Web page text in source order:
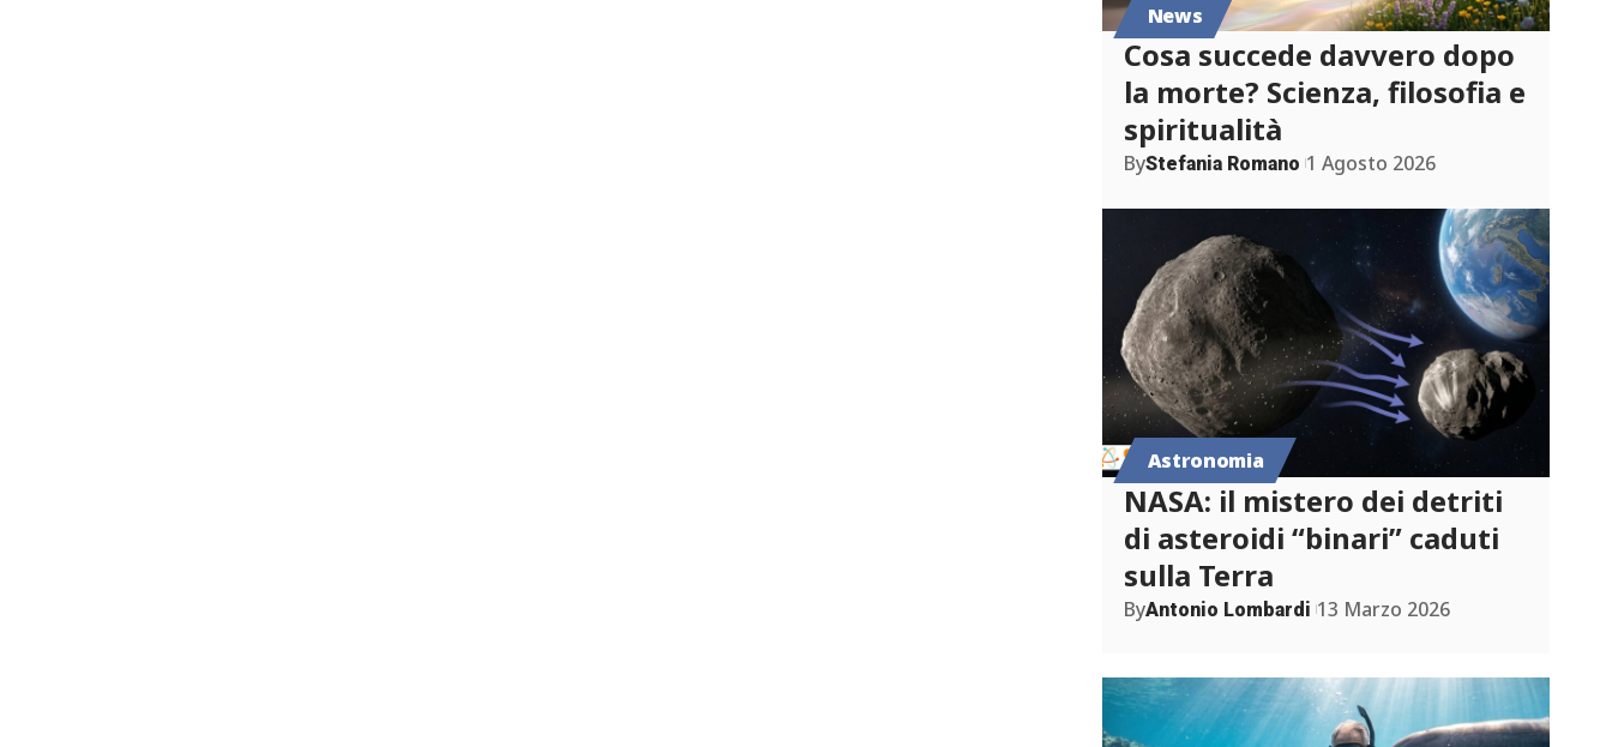
News
Cosa succede davvero dopo
la morte? Scienza, filosofia e
spiritualità
ByStefania Romano 1 Agosto 2026
Astronomia
NASA: il mistero dei detriti
di asteroidi “binari” caduti
sulla Terra
ByAntonio Lombardi 13 Marzo 2026